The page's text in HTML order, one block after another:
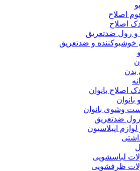
اصلاح
اصلاح
و رول ضدتعریق
خوشبوکننده و ضدتعریق
بدن
اصلاح بانوان
وشوی بانوان
ضدتعریق
اپیلاسیون
لباسشویی
ظرفشویی